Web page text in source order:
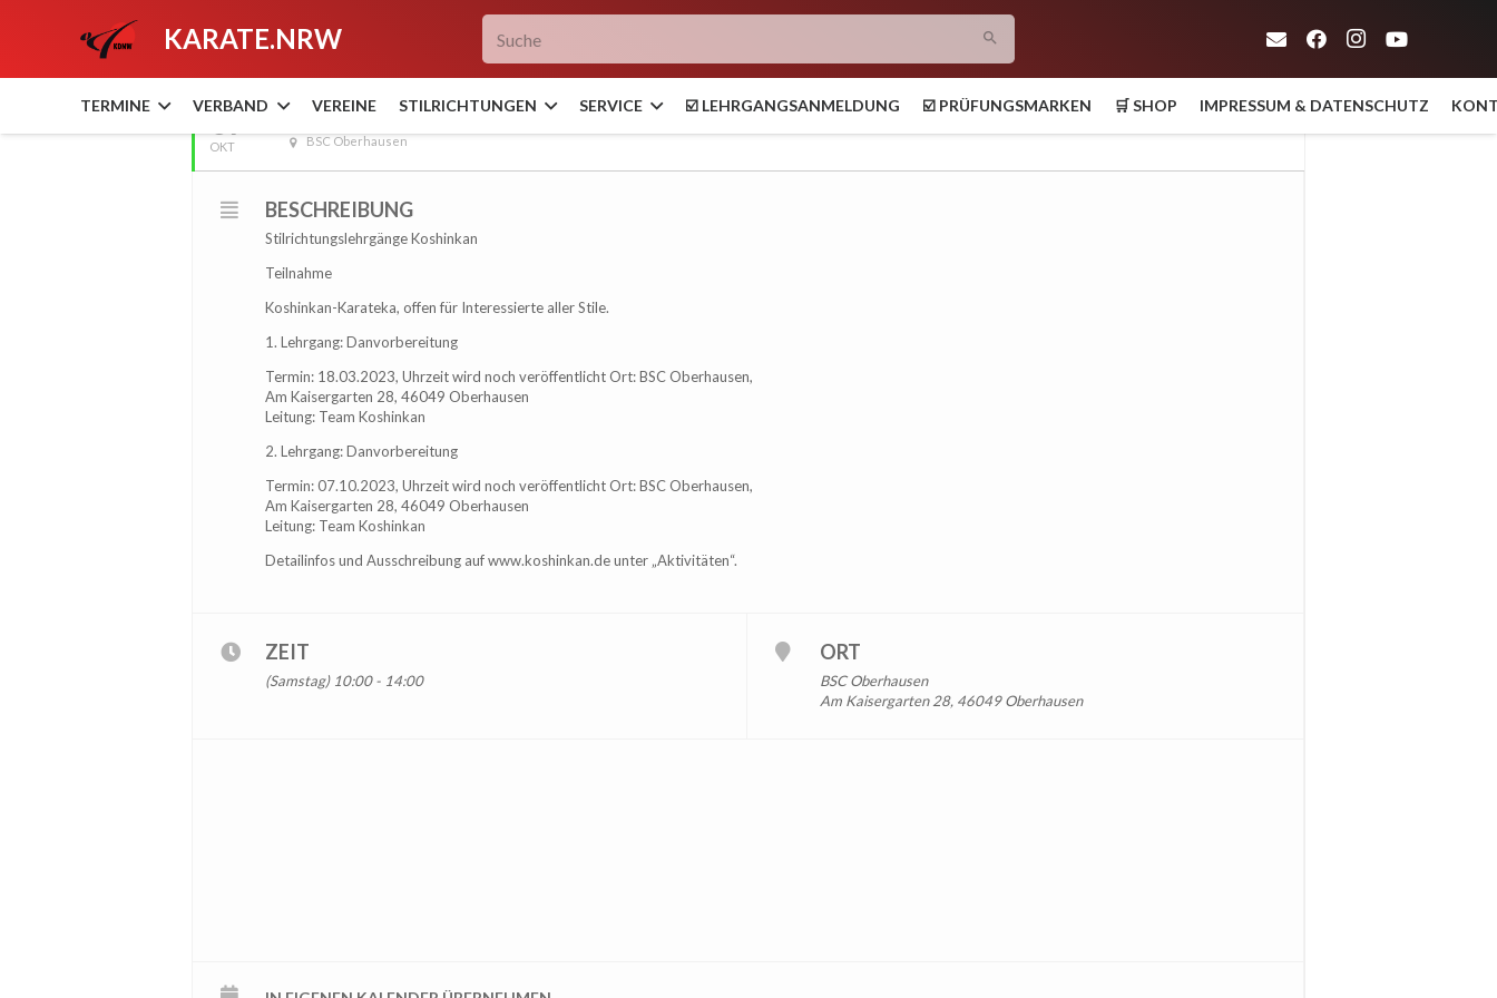
KARATE.NRW search
TERMINE VERBAND VEREINE STILRICHTUNGEN SERVICE ☑️ LEHRGANGSANMELDUNG ☑️ PRÜFUNGSMARKEN 🛒 SHOP IMPRESSUM & DATENSCHUTZ
OKTOBER, 2023
07
OKT
(UHRZEIT FOLGT) Stilrichtungslehrgang Koshinkan
BSC Oberhausen
BESCHREIBUNG
Stilrichtungslehrgänge Koshinkan
Teilnahme
Koshinkan-Karateka, offen für Interessierte aller Stile.
1. Lehrgang: Danvorbereitung
Termin: 18.03.2023, Uhrzeit wird noch veröffentlicht Ort: BSC Oberhausen,
Am Kaisergarten 28, 46049 Oberhausen
Leitung: Team Koshinkan
2. Lehrgang: Danvorbereitung
Termin: 07.10.2023, Uhrzeit wird noch veröffentlicht Ort: BSC Oberhausen,
Am Kaisergarten 28, 46049 Oberhausen
Leitung: Team Koshinkan
Detailinfos und Ausschreibung auf www.koshinkan.de unter „Aktivitäten“.
ZEIT
(Samstag) 10:00 - 14:00
ORT
BSC Oberhausen
Am Kaisergarten 28, 46049 Oberhausen